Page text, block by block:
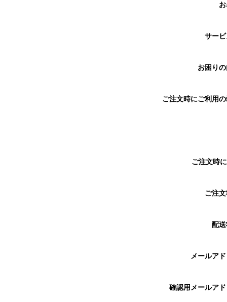
サー
お困り
ご注文時にご利用
ご注文時
ご注
配
メールア
確認用メールア